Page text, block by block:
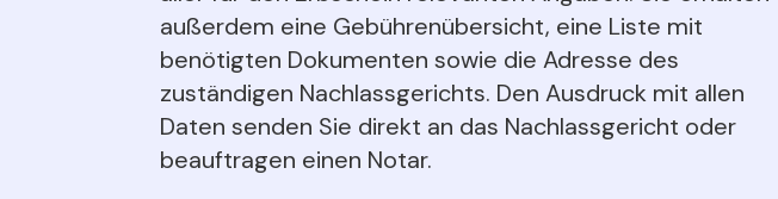
außerdem eine Gebührenübersicht, eine Liste mit
benötigten Dokumenten sowie die Adresse des
zuständigen Nachlassgerichts. Den Ausdruck mit allen
Daten senden Sie direkt an das Nachlassgericht oder
beauftragen einen Notar.